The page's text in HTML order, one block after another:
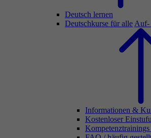
Deutsch lernen
Deutschkurse für alle Auf-
Informationen &
Kostenloser